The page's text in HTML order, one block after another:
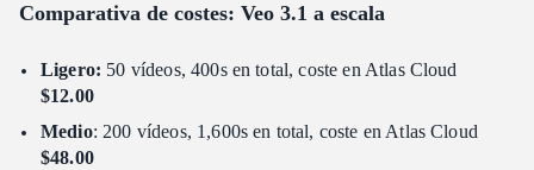
Comparativa de costes: Veo 3.1 a escala
Ligero: 50 vídeos, 400s en total, coste en Atlas Cloud
$12.00
Medio: 200 vídeos, 1,600s en total, coste en Atlas Cloud
$48.00